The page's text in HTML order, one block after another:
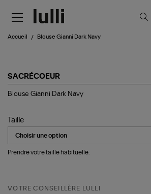
Accueil Blouse Gianni Dark Navy
SACRÉCOEUR
Blouse
Navy
Blouse Gianni Dark Navy
Taille
Prendre votre taille habituelle.
VOTRE CONSEILLÈRE LULLI